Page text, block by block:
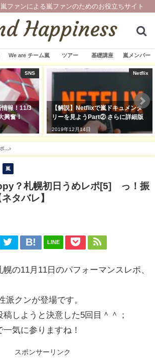
ファンによる嵐ファンのためのお役立ちサイト
We are チーム嵐 ツアー 基礎講座 嵐メンバー
SNS
報！11/3
奮！
Netflix
【解説】Netflixで嵐ドキュメンタ
リーを見ようPart② さらに詳細版
2019年12月14日
嵐
？札幌初日うめレポ[5] っ！振
タバレ】
LINE
の11月11日のパフォーマンスレポ、
派クンが登場です。
しようと決意した5回目＾＾；
気に参りますね！
スポンサーリンク